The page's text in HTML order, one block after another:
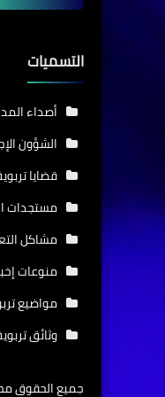
التسميات
أصداء
الشؤون
قضايا
مستجدات
مشاكل
منوعات
مواضيع
وثائق
جميع الحقوق